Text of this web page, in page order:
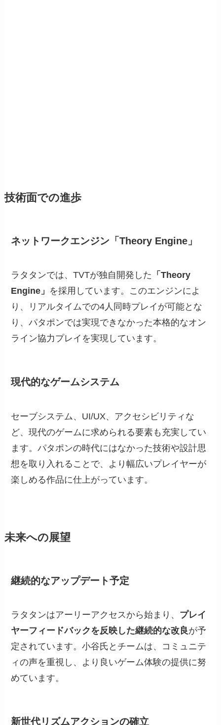
技術面での進歩
ネットワークエンジン「Theory Engine」
ラタタンでは、TVTが独自開発した 「Theory
Engine」 を採用しています。このエンジンによ
り、リアルタイムでの4人同時プレイが可能とな
り、パタポンでは実現できなかった本格的なオン
ライン協力プレイを実現しています。
現代的なゲームシステム
セーブシステム、UI/UX、アクセシビリティな
ど、現代のゲームに求められる要素も充実してい
ます。パタポンの時代にはなかった技術や設計思
想を取り入れることで、より幅広いプレイヤーが
楽しめる作品に仕上がっています。
未来への展望
継続的なアップデート予定
ラタタンはアーリーアクセスから始まり、 プレイ
ヤーフィードバックを反映した継続的な改良が予
定されています。小谷氏とチームは、コミュニテ
ィの声を重視し、より良いゲーム体験の提供に努
めています。
新世代リズムアクションの確立